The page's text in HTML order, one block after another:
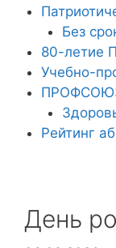
Без
80-летие
Учебно-
Рейтинг
День